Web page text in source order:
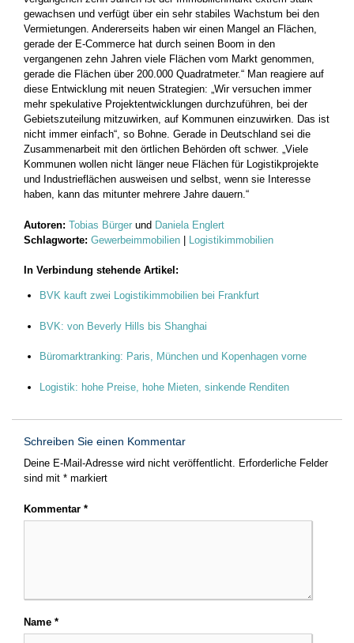
gewachsen und verfügt über ein sehr stabiles Wachstum bei den
Vermietungen. ­Andererseits haben wir einen Mangel an Flächen,
gerade der E-Commerce hat durch seinen Boom in den
vergangenen zehn Jahren viele Flächen vom Markt genommen,
gerade die Flächen über 200.000 Quadratmeter.“ Man reagiere auf
diese Entwicklung mit neuen Strategien: „Wir versuchen immer
mehr spekulative Projektentwicklungen durchzuführen, bei der
Gebietszuteilung mitzuwirken, auf Kommunen einzuwirken. Das ist
nicht immer einfach“, so Bohne. Gerade in Deutschland sei die
Zusammenarbeit mit den örtlichen Behörden oft schwer. „Viele
Kommunen wollen nicht länger neue Flächen für ­Logistikprojekte
und Industrieflächen ausweisen und selbst, wenn sie Interesse
haben, kann das mitunter mehrere Jahre dauern.“
Autoren: Tobias Bürger und Daniela Englert
Schlagworte: Gewerbeimmobilien | Logistikimmobilien
In Verbindung stehende Artikel:
BVK kauft zwei Logistikimmobilien bei Frankfurt
BVK: von Beverly Hills bis Shanghai
Büromarktranking: Paris, München und Kopenhagen vorne
Logistik: hohe Preise, hohe Mieten, sinkende Renditen
Schreiben Sie einen Kommentar
Deine E-Mail-Adresse wird nicht veröffentlicht. Erforderliche Felder
sind mit * markiert
Kommentar *
Name *